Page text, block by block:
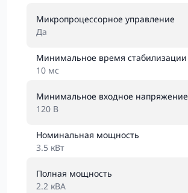
Микропроцессорное управление
Да
Минимальное время стабилизации
10 мс
Минимальное входное напряжение
120 В
Номинальная мощность
3.5 кВт
Полная мощность
2.2 кВА